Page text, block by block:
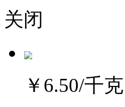
关闭
￥6.50/千克